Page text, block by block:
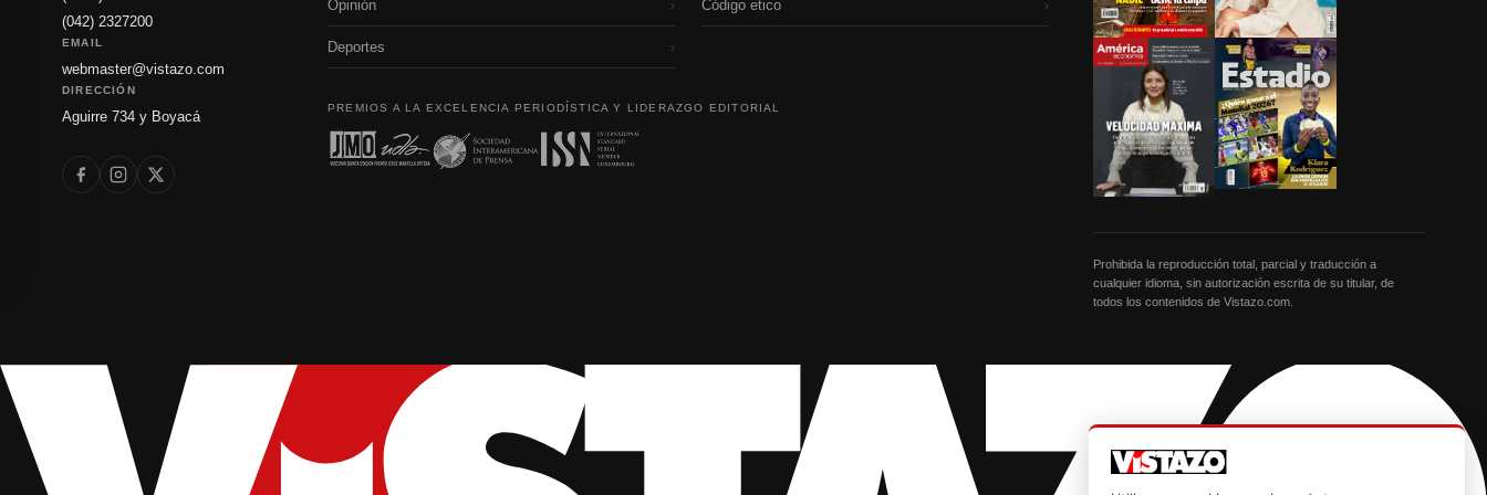
(042) 2327200
EMAIL
webmaster@vistazo.com
DIRECCIÓN
Aguirre 734 y Boyacá
Opinión ›
Deportes ›
Código etico ›
PREMIOS A LA EXCELENCIA PERIODÍSTICA Y LIDERAZGO EDITORIAL
Prohibida la reproducción total, parcial y traducción a
cualquier idioma, sin autorización escrita de su titular, de
todos los contenidos de Vistazo.com.